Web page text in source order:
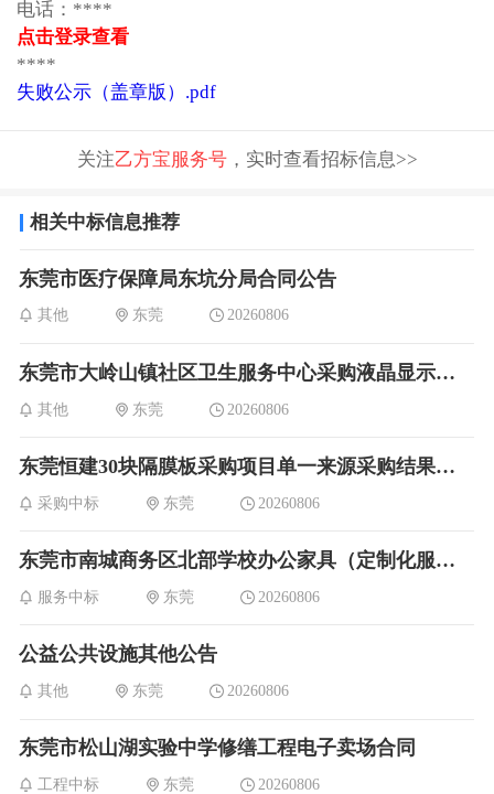
电话：****
点击登录查看
****
失败公示（盖章版）.pdf
关注乙方宝服务号，实时查看招标信息>>
相关中标信息推荐
东莞市医疗保障局东坑分局合同公告
其他 东莞 20260806
东莞市大岭山镇社区卫生服务中心采购液晶显示器合同公告
其他 东莞 20260806
东莞恒建30块隔膜板采购项目单一来源采购结果公告
采购中标 东莞 20260806
东莞市南城商务区北部学校办公家具（定制化服务）电子卖场合同的合同公告
服务中标 东莞 20260806
公益公共设施其他公告
其他 东莞 20260806
东莞市松山湖实验中学修缮工程电子卖场合同
工程中标 东莞 20260806